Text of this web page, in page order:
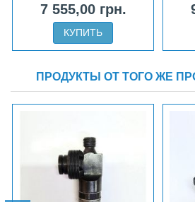
4
7 555,00 грн.
КУПИТЬ
ПРОДУКТЫ ОТ ТОГО ЖЕ